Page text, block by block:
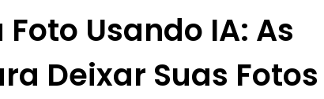
Usando IA: As
Deixar Suas Fotos